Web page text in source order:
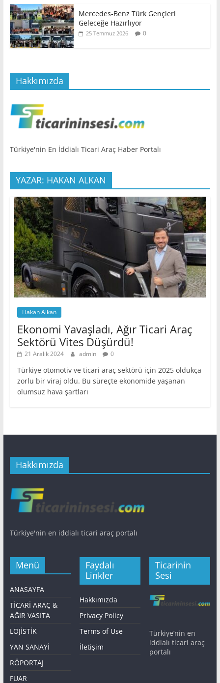
Mercedes-Benz Türk Gençleri
Geleceğe Hazırlıyor
25 Temmuz 2026 0
Hakkımızda
Türkiye'nin En İddialı Ticari Araç Haber Portalı
YAZAR: HAKAN ALKAN
Hakan Alkan
Ekonomi Yavaşladı, Ağır Ticari Araç
Sektörü Vites Düşürdü!
21 Aralık 2024 admin 0
Türkiye otomotiv ve ticari araç sektörü için 2025 oldukça
zorlu bir viraj oldu. Bu süreçte ekonomide yaşanan
olumsuz hava şartları
Hakkımızda
Türkiye'nin en iddialı ticari araç portalı
Menü
ANASAYFA
TİCARİ ARAÇ &
AĞIR VASITA
LOJİSTİK
YAN SANAYİ
RÖPORTAJ
FUAR
Faydalı
Linkler
Hakkımızda
Privacy Policy
Terms of Use
İletişim
Ticarinin
Sesi
Türkiye’nin en
iddialı ticari araç
portalı